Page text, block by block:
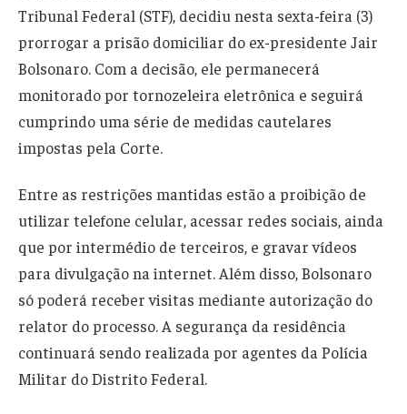
Tribunal Federal (STF), decidiu nesta sexta-feira (3)
prorrogar a prisão domiciliar do ex-presidente Jair
Bolsonaro. Com a decisão, ele permanecerá
monitorado por tornozeleira eletrônica e seguirá
cumprindo uma série de medidas cautelares
impostas pela Corte.
Entre as restrições mantidas estão a proibição de
utilizar telefone celular, acessar redes sociais, ainda
que por intermédio de terceiros, e gravar vídeos
para divulgação na internet. Além disso, Bolsonaro
só poderá receber visitas mediante autorização do
relator do processo. A segurança da residência
continuará sendo realizada por agentes da Polícia
Militar do Distrito Federal.